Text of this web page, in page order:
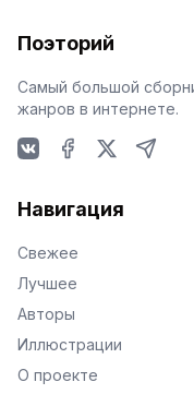
Поэторий
Самый большой
жанров в интернете.
Навигация
Свежее
Лучшее
Авторы
Иллюстрации
О проекте